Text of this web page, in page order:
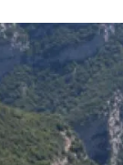
Inclusión (EDI)
del conocimiento